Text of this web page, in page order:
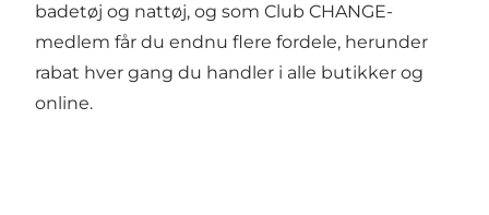
badetøj og nattøj, og som Club CHANGE-
medlem får du endnu flere fordele, herunder
rabat hver gang du handler i alle butikker og
online.